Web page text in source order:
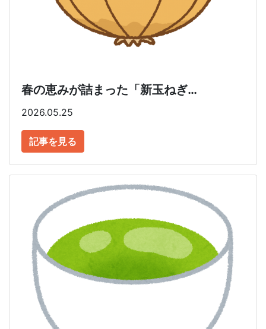
春の恵みが詰まった「新玉ねぎ…
2026.05.25
記事を見る